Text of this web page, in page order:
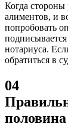
Когда стороны
алиментов, и
попробовать
нотариуса.
обратиться в
04
половина